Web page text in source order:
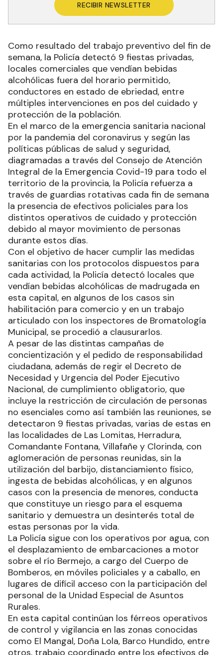
RECIBIR NEWSLETTER
Como resultado del trabajo preventivo del fin de
semana, la Policía detectó 9 fiestas privadas,
locales comerciales que vendían bebidas
alcohólicas fuera del horario permitido,
conductores en estado de ebriedad, entre
múltiples intervenciones en pos del cuidado y
protección de la población.
En el marco de la emergencia sanitaria nacional
por la pandemia del coronavirus y según las
políticas públicas de salud y seguridad,
diagramadas a través del Consejo de Atención
Integral de la Emergencia Covid-19 para todo el
territorio de la provincia, la Policía refuerza a
través de guardias rotativas cada fin de semana
la presencia de efectivos policiales para los
distintos operativos de cuidado y protección
debido al mayor movimiento de personas
durante estos días.
Con el objetivo de hacer cumplir las medidas
sanitarias con los protocolos dispuestos para
cada actividad, la Policía detectó locales que
vendían bebidas alcohólicas de madrugada en
esta capital, en algunos de los casos sin
habilitación para comercio y en un trabajo
articulado con los inspectores de Bromatología
Municipal, se procedió a clausurarlos.
A pesar de las distintas campañas de
concientización y el pedido de responsabilidad
ciudadana, además de regir el Decreto de
Necesidad y Urgencia del Poder Ejecutivo
Nacional, de cumplimiento obligatorio, que
incluye la restricción de circulación de personas
no esenciales como así también las reuniones, se
detectaron 9 fiestas privadas, varias de estas en
las localidades de Las Lomitas, Herradura,
Comandante Fontana, Villafañe y Clorinda, con
aglomeración de personas reunidas, sin la
utilización del barbijo, distanciamiento físico,
ingesta de bebidas alcohólicas, y en algunos
casos con la presencia de menores, conducta
que constituye un riesgo para el esquema
sanitario y demuestra un desinterés total de
estas personas por la vida.
La Policía sigue con los operativos por agua, con
el desplazamiento de embarcaciones a motor
sobre el río Bermejo, a cargo del Cuerpo de
Bomberos, en móviles policiales y a caballo, en
lugares de difícil acceso con la participación del
personal de la Unidad Especial de Asuntos
Rurales.
En esta capital continúan los férreos operativos
de control y vigilancia en las zonas conocidas
como El Mangal, Doña Lola, Barco Hundido, entre